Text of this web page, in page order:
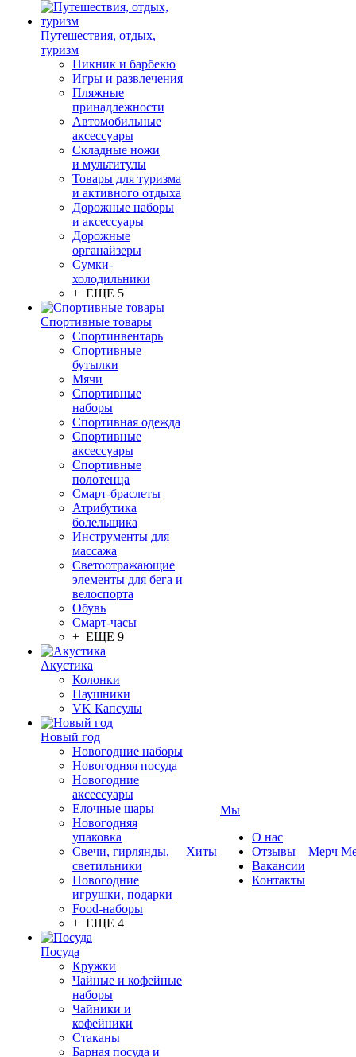
Путешествия, отдых,
туризм
Пикник и барбекю
Игры и развлечения
Пляжные
принадлежности
Автомобильные
аксессуары
Складные ножи
и мультитулы
Товары для туризма
и активного отдыха
Дорожные наборы
и аксессуары
Дорожные
органайзеры
Сумки-
холодильники
+ ЕЩЕ 5
Спортивные товары
Спортинвентарь
Спортивные
бутылки
Мячи
Спортивные
наборы
Спортивная одежда
Спортивные
аксессуары
Спортивные
полотенца
Смарт-браслеты
Атрибутика
болельщика
Инструменты для
массажа
Светоотражающие
элементы для бега и
велоспорта
Обувь
Смарт-часы
+ ЕЩЕ 9
Акустика
Колонки
Наушники
VK Капсулы
Новый год
Новогодние наборы
Новогодняя посуда
Новогодние
аксессуары
Елочные шары
Новогодняя
упаковка
Свечи, гирлянды,
светильники
Новогодние
игрушки, подарки
Food-наборы
+ ЕЩЕ 4
Посуда
Кружки
Чайные и кофейные
наборы
Чайники и
кофейники
Стаканы
Барная посуда и
Хиты
Мы
О нас
Отзывы
Вакансии
Контакты
Мерч